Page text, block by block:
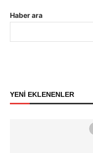
Haber ara
YENİ EKLENENLER